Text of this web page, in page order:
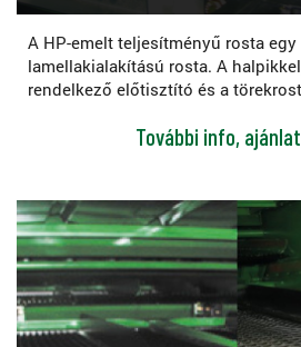
A HP-emelt teljesítményű rosta
lamellakialakítású rosta. A
rendelkező előtisztító és a
További info,